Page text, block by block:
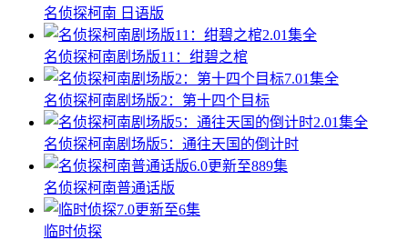
名侦探柯南 日语版
2.01集全
名侦探柯南剧场版11：绀碧之棺
7.01集全
名侦探柯南剧场版2：第十四个目标
2.01集全
名侦探柯南剧场版5：通往天国的倒计时
6.0更新至889集
名侦探柯南普通话版
7.0更新至6集
临时侦探